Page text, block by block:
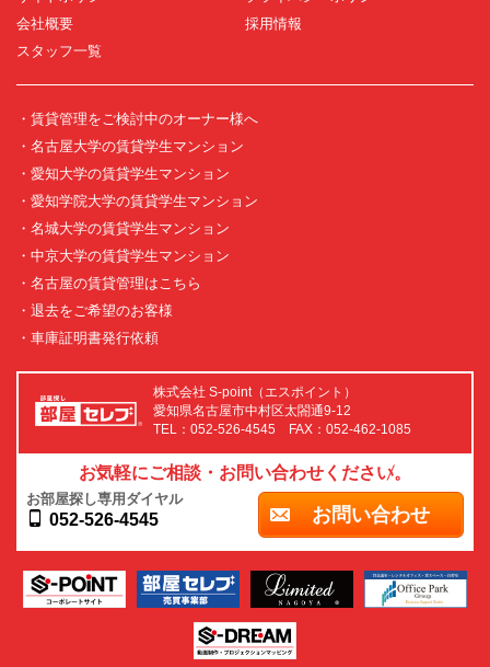
会社概要
採用情報
スタッフ一覧
・賃貸管理をご検討中のオーナー様へ
・名古屋大学の賃貸学生マンション
・愛知大学の賃貸学生マンション
・愛知学院大学の賃貸学生マンション
・名城大学の賃貸学生マンション
・中京大学の賃貸学生マンション
・名古屋の賃貸管理はこちら
・退去をご希望のお客様
・車庫証明書発行依頼
株式会社 S-point（エスポイント）
愛知県名古屋市中村区太閤通9-12
TEL：052-526-4545 FAX：052-462-1085
お気軽にご相談・お問い合わせください。
お部屋探し専用ダイヤル
052-526-4545 お問い合わせ